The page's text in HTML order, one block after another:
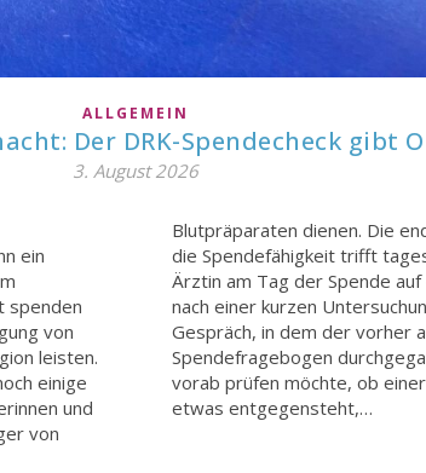
ALLGEMEIN
Der DRK-Spendecheck gibt
3. August 2026
ein
spenden
von
leisten.
einige
und
von
eine
bereits
etwas entgegensteht,…